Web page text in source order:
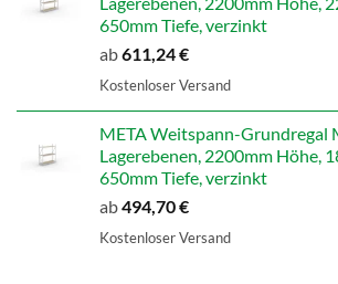
650mm Tiefe, verzinkt
ab611,24€
Kostenloser Versand
META Weitspann-Grundregal
Lagerebenen, 2200mm Höhe,
650mm Tiefe, verzinkt
ab494,70€
Kostenloser Versand